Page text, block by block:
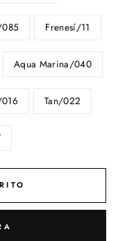
Frenesí/11
Aqua Marina/040
Tan/022